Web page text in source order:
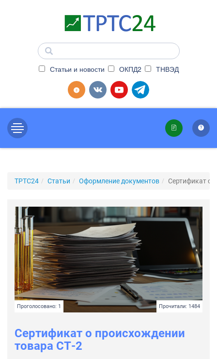
Статьи и новости ОКПД2 ТНВЭД
ТРТС24 Статьи Оформление документов Сертификат о
Проголосовано: 1 Прочитали: 1484
Сертификат о происхождении
товара СТ-2